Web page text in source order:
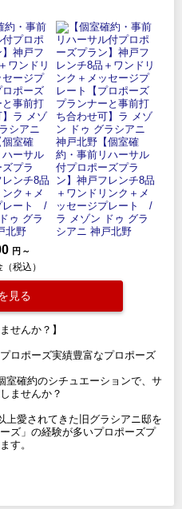
円 ～
税込）
見る
せんか？】
ロポーズ実績豊富なプロポーズ
室確約のシチュエーションで、サ
ませんか？
上愛されてきた旧グラシアニ邸を
ズ」の経験が多いプロポーズプ
す。